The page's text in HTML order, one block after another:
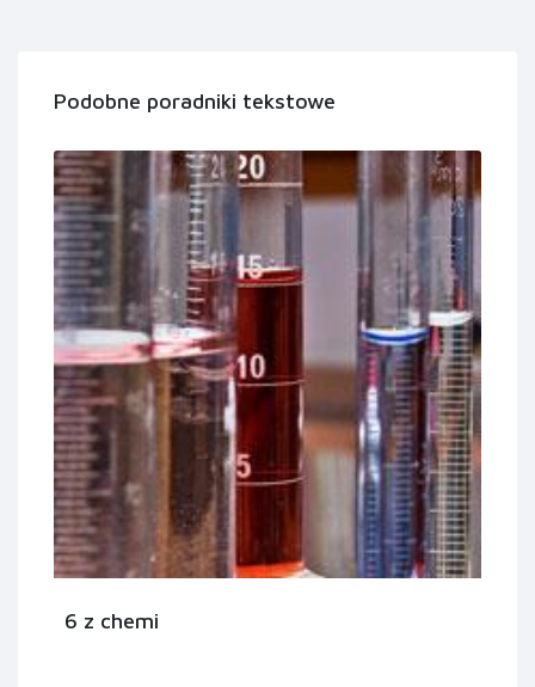
Podobne poradniki tekstowe
6 z chemi